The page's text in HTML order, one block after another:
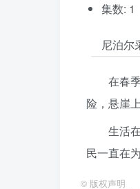
集数: 1
尼泊尔
在春
险，悬崖
生活
民一直在
© 版权声明